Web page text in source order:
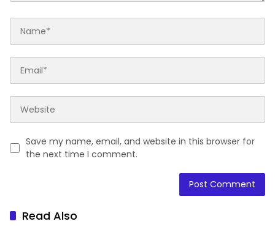
Save my name, email, and website in this browser for
the next time I comment.
Read Also